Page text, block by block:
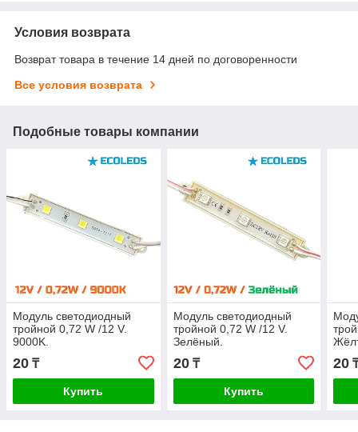
Условия возврата
Возврат товара в течение 14 дней по договоренности
Все условия возврата
Подобные товары компании
Модуль светодиодный
тройной 0,72 W /12 V.
9000K.
20 ₸
Купить
Модуль светодиодный
тройной 0,72 W /12 V.
Зелёный.
20₸
Купить
20